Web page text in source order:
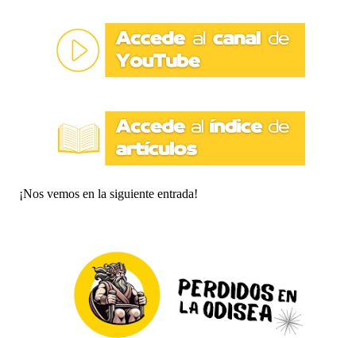
¡Nos vemos en la siguiente entrada!